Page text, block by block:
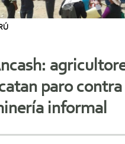
paro contra
informal